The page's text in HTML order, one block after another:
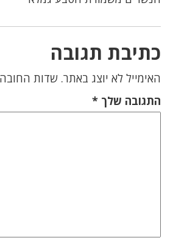
כתיבת תגובה
האימייל לא יוצג באתר. שדות
התגובה שלך *